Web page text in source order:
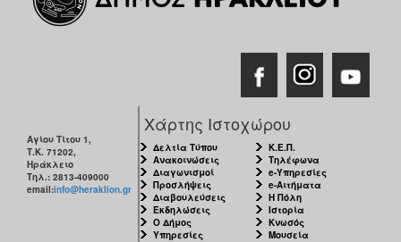
Αγίου Τίτου 1,
Τ.Κ. 71202,
Ηράκλειο
Τηλ.: 2813-409000
email:info@heraklion.gr
Χάρτης Ιστοχώρου
Δελτία Τύπου
Ανακοινώσεις
Διαγωνισμοί
Προσλήψεις
Διαβουλεύσεις
Εκδηλώσεις
Ο Δήμος
Υπηρεσίες
Κ.Ε.Π.
Τηλέφωνα
e-Υπηρεσίες
e-Αιτήματα
Η Πόλη
Ιστορία
Κνωσός
Μουσεία